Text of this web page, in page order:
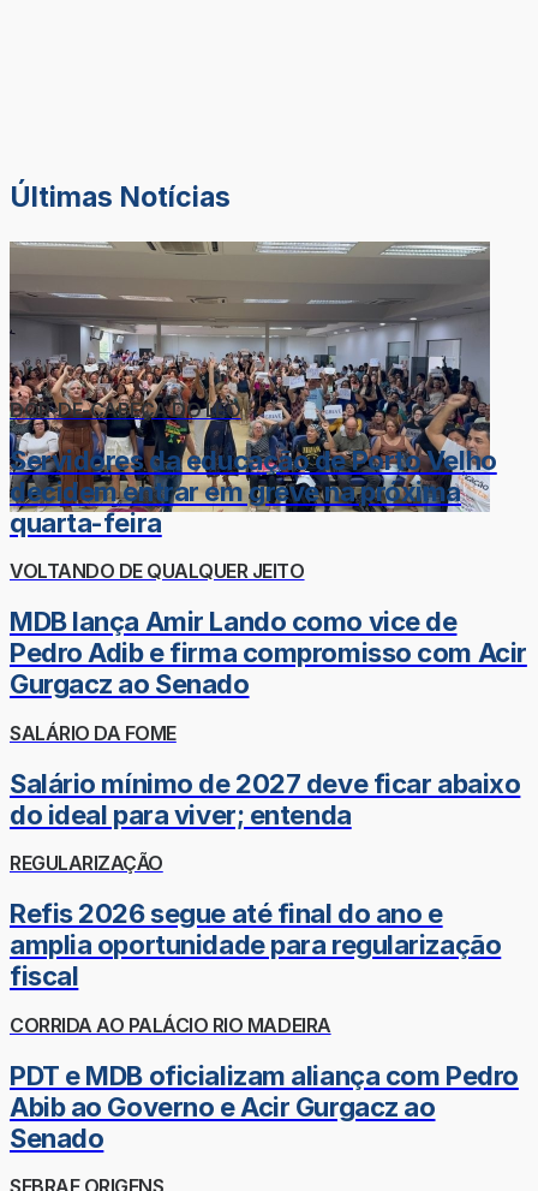
Últimas Notícias
DOR-DE-CABEÇA DO LÉO
Servidores da educação de Porto Velho
decidem entrar em greve na próxima
quarta-feira
VOLTANDO DE QUALQUER JEITO
MDB lança Amir Lando como vice de
Pedro Adib e firma compromisso com Acir
Gurgacz ao Senado
SALÁRIO DA FOME
Salário mínimo de 2027 deve ficar abaixo
do ideal para viver; entenda
REGULARIZAÇÃO
Refis 2026 segue até final do ano e
amplia oportunidade para regularização
fiscal
CORRIDA AO PALÁCIO RIO MADEIRA
PDT e MDB oficializam aliança com Pedro
Abib ao Governo e Acir Gurgacz ao
Senado